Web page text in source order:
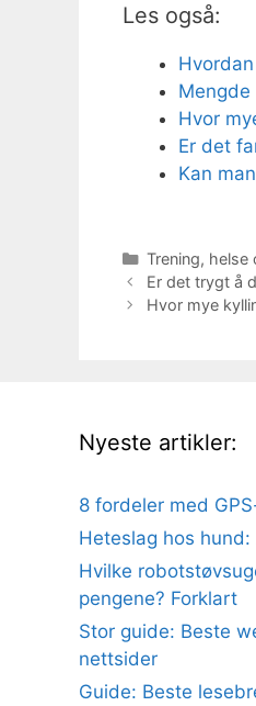
Les også:
Hvor
Er det
Kan
Kategorier
Trening,
Er det trygt å
Hvor mye
Nyeste artikler:
8 fordeler med
Heteslag hos
Hvilke
pengene? Forklart
Stor guide: Beste
nettsider
Guide: Beste